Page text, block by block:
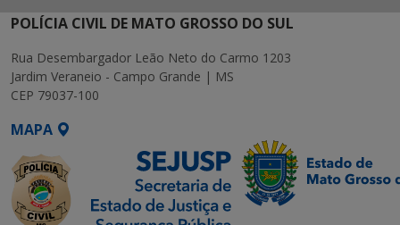
POLÍCIA CIVIL DE MATO GROSSO DO SUL
Rua Desembargador Leão Neto do Carmo 1203
Jardim Veraneio - Campo Grande | MS
CEP 79037-100
MAPA